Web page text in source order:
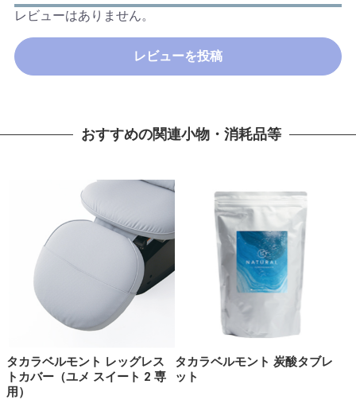
レビューはありません。
レビューを投稿
おすすめの関連小物・消耗品等
タカラベルモント レッグレス
トカバー（ユメ スイート 2 専
用）
タカラベルモント 炭酸タブレ
ット